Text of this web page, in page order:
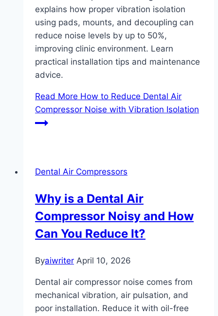
explains how proper vibration isolation
using pads, mounts, and decoupling can
reduce noise levels by up to 50%,
improving clinic environment. Learn
practical installation tips and maintenance
advice.
Read More How to Reduce Dental Air
Compressor Noise with Vibration Isolation
Dental Air Compressors
Why is a Dental Air
Compressor Noisy and How
Can You Reduce It?
Byaiwriter April 10, 2026
Dental air compressor noise comes from
mechanical vibration, air pulsation, and
poor installation. Reduce it with oil-free